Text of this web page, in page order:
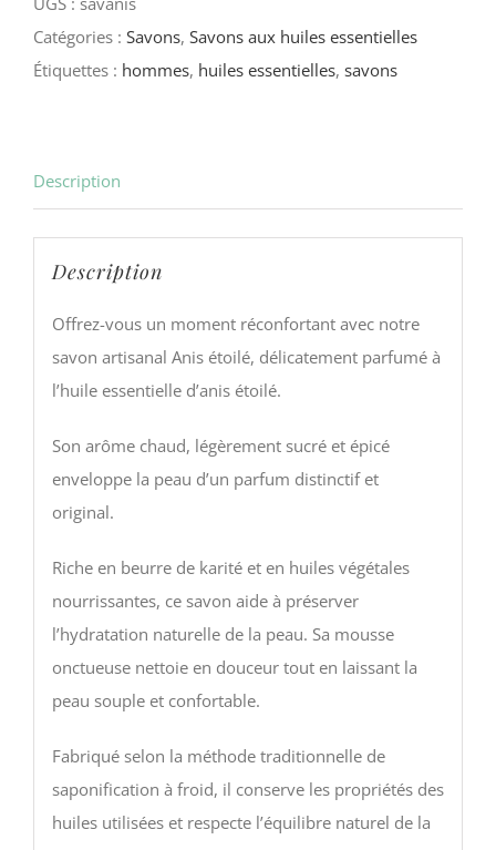
–
Anis
étoilé
Catégories : Savons, Savons aux huiles essentielles
Étiquettes : hommes, huiles essentielles, savons
Description
Description
Offrez-vous un moment réconfortant avec notre
savon artisanal Anis étoilé, délicatement parfumé à
l’huile essentielle d’anis étoilé.
Son arôme chaud, légèrement sucré et épicé
enveloppe la peau d’un parfum distinctif et
original.
Riche en beurre de karité et en huiles végétales
nourrissantes, ce savon aide à préserver
l’hydratation naturelle de la peau. Sa mousse
onctueuse nettoie en douceur tout en laissant la
peau souple et confortable.
Fabriqué selon la méthode traditionnelle de
saponification à froid, il conserve les propriétés des
huiles utilisées et respecte l’équilibre naturel de la